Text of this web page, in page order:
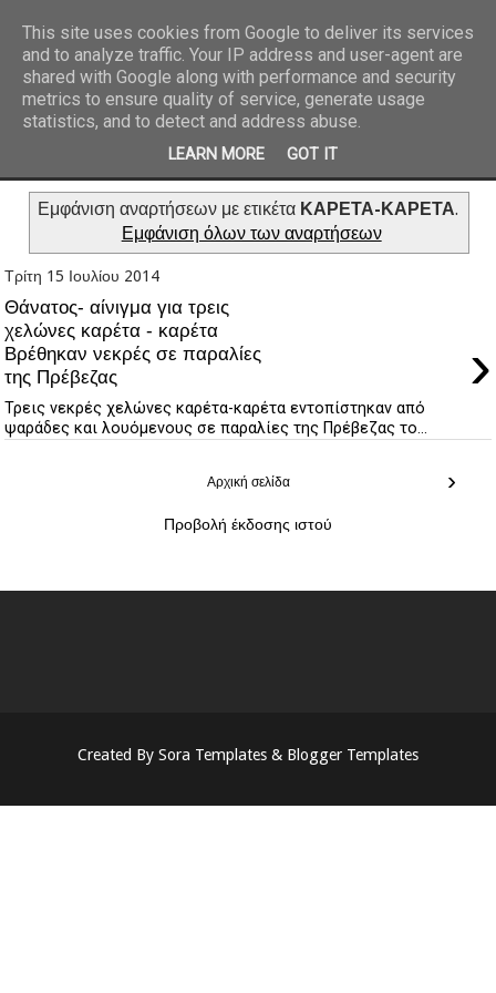
REPORTAZ NET
Εμφάνιση αναρτήσεων με ετικέτα ΚΑΡΕΤΑ-ΚΑΡΕΤΑ.
Εμφάνιση όλων των αναρτήσεων
Τρίτη 15 Ιουλίου 2014
Θάνατος- αίνιγμα για τρεις
χελώνες καρέτα - καρέτα
Βρέθηκαν νεκρές σε παραλίες
της Πρέβεζας
›
Τρεις νεκρές χελώνες καρέτα-καρέτα εντοπίστηκαν από
ψαράδες και λουόμενους σε παραλίες της Πρέβεζας το...
›
Αρχική σελίδα
Προβολή έκδοσης ιστού
Created By Sora Templates & Blogger Templates
This site uses cookies from Google to deliver its services
and to analyze traffic. Your IP address and user-agent are
shared with Google along with performance and security
metrics to ensure quality of service, generate usage
statistics, and to detect and address abuse.
LEARN MORE GOT IT